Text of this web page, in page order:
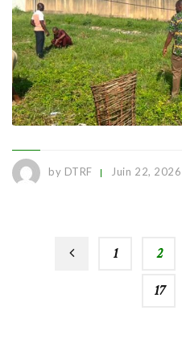
by DTRF Juin 22, 2026
1 2
17